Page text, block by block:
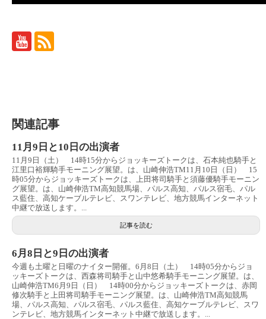
関連記事
11月9日と10日の出演者
11月9日（土） 14時15分からジョッキーズトークは、石本純也騎手と
江里口裕輝騎手モーニング展望。は、山崎伸浩TM11月10日（日） 15
時05分からジョッキーズトークは、上田将司騎手と須藤優騎手モーニン
グ展望。は、山崎伸浩TM高知競馬場、パルス高知、パルス宿毛、パル
ス藍住、高知ケーブルテレビ、スワンテレビ、地方競馬インターネット
中継で放送します。...
記事を読む
6月8日と9日の出演者
今週も土曜と日曜のナイター開催。6月8日（土） 14時05分からジョ
ッキーズトークは、西森将司騎手と山中悠希騎手モーニング展望。は、
山崎伸浩TM6月9日（日） 14時00分からジョッキーズトークは、赤岡
修次騎手と上田将司騎手モーニング展望。は、山崎伸浩TM高知競馬
場、パルス高知、パルス宿毛、パルス藍住、高知ケーブルテレビ、スワ
ンテレビ、地方競馬インターネット中継で放送します。...